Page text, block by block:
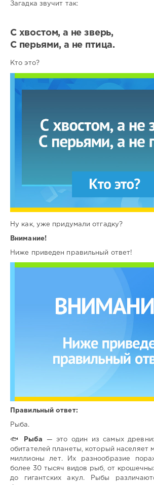
Загадка звучит так:
С хвостом, а не зверь,
С перьями, а не птица.
Кто это?
Ну как, уже придумали отгадку?
Внимание!
Ниже приведен правильный ответ!
Правильный ответ:
Рыба.
🐟 Рыба
— это один из самых
обитателей планеты, который населяет
миллионы лет. Их разнообразие
более 30 тысяч видов рыб, от
до гигантских акул. Рыбы